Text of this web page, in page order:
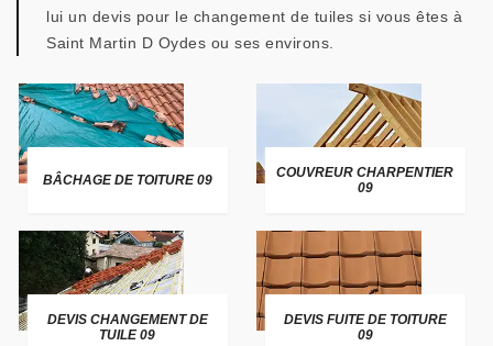
lui un devis pour le changement de tuiles si vous êtes à
Saint Martin D Oydes ou ses environs.
BÂCHAGE DE TOITURE 09
COUVREUR CHARPENTIER
09
DEVIS CHANGEMENT DE
TUILE 09
DEVIS FUITE DE TOITURE
09